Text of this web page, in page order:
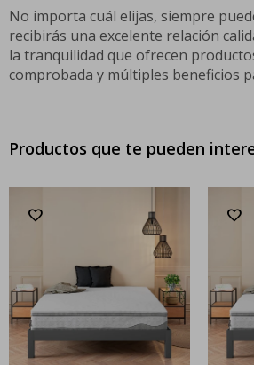
No importa cuál elijas, siempre
recibirás una excelente relación
la tranquilidad que ofrecen
comprobada y múltiples beneficios
Productos que te pueden